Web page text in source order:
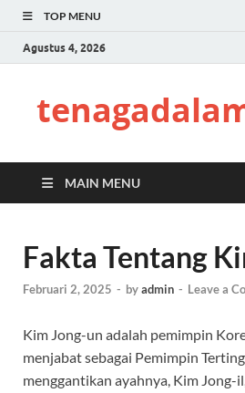
TOP MENU
Agustus 4, 2026
MAIN MENU
Fakta Tentang
Februari 2, 2025 - byadmin - Leave a
Kim Jong-un adalah pemimpin
menjabat sebagai Pemimpin
menggantikan ayahnya, Kim Jong-